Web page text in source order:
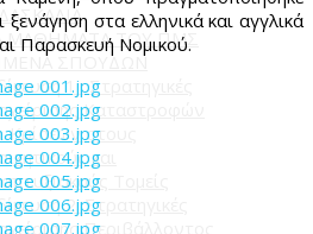
ΜΑΘΗΜΑΤΑ ΤΟΥ ΠΜΣ
ΣΠΟΥΔΩΝ
1 : Στρατηγικές
Καταστροφών
Κρίσεων στους
και
Τομείς
2: Στρατηγικές
Περιβάλλοντος
στα ελληνικά και αγγλικά
Παρασκευή Νομικού.